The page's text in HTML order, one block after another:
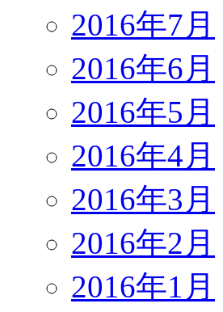
2016年7月
2016年6月
2016年5月
2016年4月
2016年3月
2016年2月
2016年1月